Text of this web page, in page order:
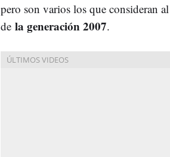
pero son varios los que consideran
de la generación 2007.